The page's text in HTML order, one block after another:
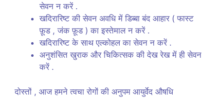
सेवन न करें .
खदिरारिष्ट की सेवन अवधि में डिब्बा बंद आहार ( फास्ट
फ़ूड , जंक फ़ूड ) का इस्तेमाल न करें .
खदिरारिष्ट के साथ एल्कोहल का सेवन न करें .
अनुशंसित खुराक और चिकित्सक की देख रेख में ही सेवन
करें .
दोस्तों , आज हमने त्वचा रोगों की अनुपम आयुर्वेद औषधि